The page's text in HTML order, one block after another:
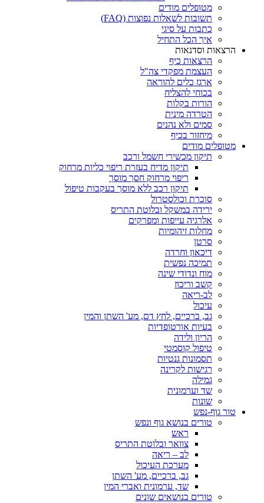
מטופלים מודים
תשובות לשאלות נפוצות (FAQ)
כתבות על סיגי
איך הכל התחיל
הרצאות וסדנאות
הרצאות כיף
העצמת מפקדי צה"ל
ארגז כלים להוראה
בכוחי להצליח
הורות בקלות
הטרדה מינית
סמים ולא נהנים
מיחזור בכיף
מטופלים מודים
תיקון מכשירי חשמל ורכב
תיקון מדיח בעזרת ריפוי כליות מרחוק
ריפוי מרחוק חסך מוסך
תיקון רכב ללא מוסך בעקבות טיפול
סוכרת וכולסטרול
ירידה במשקל ובלוטת התריס
אלרגיה עייפות ומפרקים
מחלות זיהומיות
סרטן
דיכאון וחרדה
תמיכה נפשית
מוח ונדודי שינה
קשב וריכוז
לב-ריאה
עיכול
גב, ברכיים, לחץ דם, מע' השתן והמין
בעיות אורטופדיות
הריון ולידה
טיפול קוסמטי
תסמונות גנטיות
רגישות לקרינה
גמילה
שד וערמונית
שונות
טור גוף-נפש
טורים בנושא גוף ונפש
ראש
צוואר ובלוטת התריס
לב – ריאה
מערכת העיכול
גב, ברכיים, מע' השתן
שד, ערמונית ואברי המין
טורים בנושאים שונים